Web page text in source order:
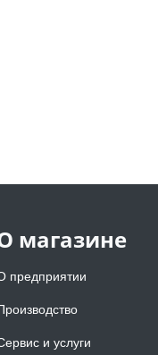
магазине
предприятии
и услуги